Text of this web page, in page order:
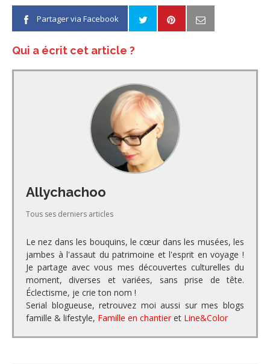
Partager via Facebook
Qui a écrit cet article ?
Allychachoo
Tous ses derniers articles
Le nez dans les bouquins, le cœur dans les musées, les
jambes à l'assaut du patrimoine et l'esprit en voyage !
Je partage avec vous mes découvertes culturelles du
moment, diverses et variées, sans prise de tête.
Éclectisme, je crie ton nom !
Serial blogueuse, retrouvez moi aussi sur mes blogs
famille & lifestyle, Famille en chantier et Line&Color